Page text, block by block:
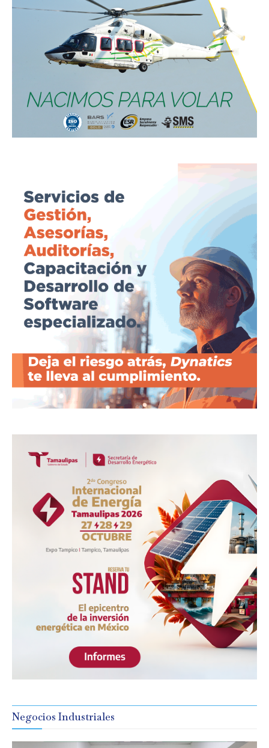
Negocios Industriales